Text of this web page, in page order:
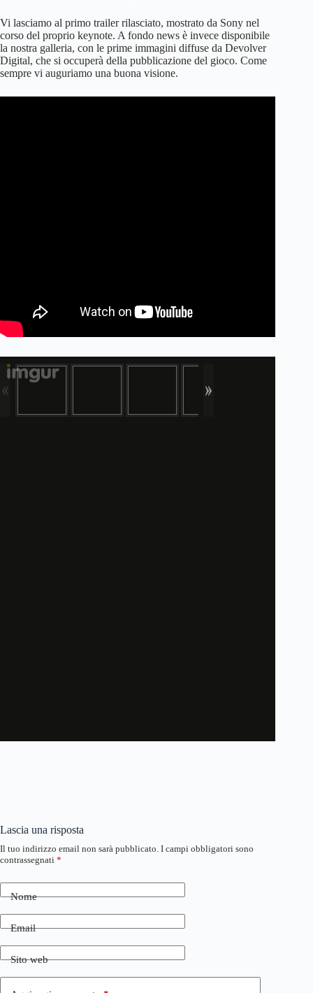
Vi lasciamo al primo trailer rilasciato, mostrato da Sony nel
corso del proprio keynote. A fondo news è invece disponibile
la nostra galleria, con le prime immagini diffuse da Devolver
Digital, che si occuperà della pubblicazione del gioco. Come
sempre vi auguriamo una buona visione.
Lascia una risposta
Il tuo indirizzo email non sarà pubblicato. I campi obbligatori sono
contrassegnati *
Nome
Email
Sito web